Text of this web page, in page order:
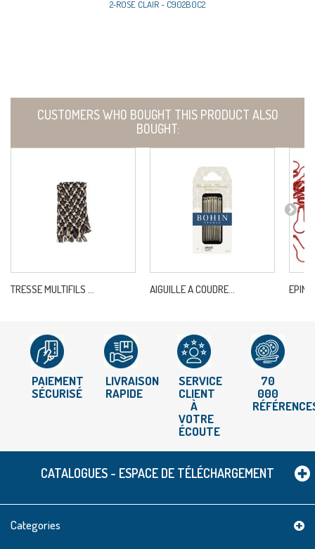
2-ROSE CLAIR - C902B0C2
CUSTOMERS WHO BOUGHT THIS PRODUCT ALSO
BOUGHT:
TRESSE MULTIFILS ... AIGUILLE A COUDRE...
PAIEMENT
SÉCURISÉ
LIVRAISON
RAPIDE
SERVICE
CLIENT
À
VOTRE
ÉCOUTE
70
000
CATALOGUES - ESPACE DE TÉLÉCHARGEMENT
Categories